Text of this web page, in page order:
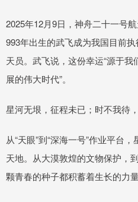
2025年12月9日，神舟二十一号
993年出生的武飞成为我国目前
天员。武飞说，这份幸运“源于
展的伟大时代”。
星河无垠，征程未已；时不我待，
从“天眼”到“深海一号”作业平台
天地。从大漠敦煌的文物保护，
颗青春的种子都积蓄着生长的力量